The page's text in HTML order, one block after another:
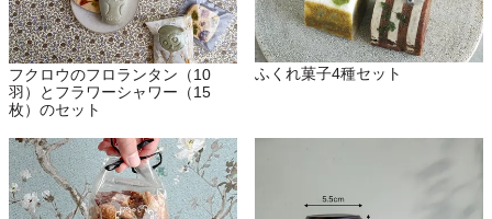
フクロウのフロランタン（10
羽）とフラワーシャワー（15
枚）のセット
ふくれ菓子4種セット